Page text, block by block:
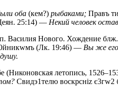
оба (кем?) рыбаками; Правъ
25:14) — Некий человек
Василия Нового. Хождение
(Лк. 19:46) — Вы же его
(Никоновская летопись,
Свидэ1телю воскрcнiz